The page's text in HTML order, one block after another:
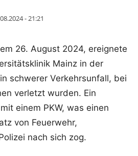
- 21:21
26. August 2024, ereignete
Mainz in der
schwerer Verkehrsunfall, bei
verletzt wurden. Ein
einem PKW, was einen
von Feuerwehr,
nach sich zog.